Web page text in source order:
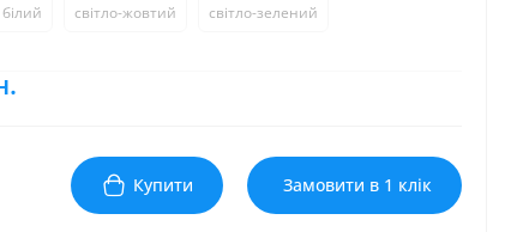
білий світло-жовтий світло-зелений
Купити Замовити в 1 клік